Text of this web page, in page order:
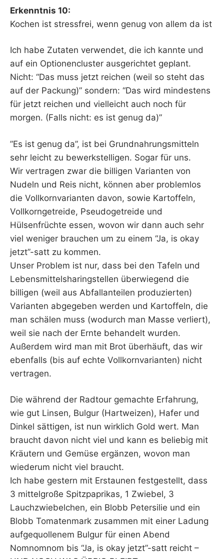
Erkenntnis 10:
Kochen ist stressfrei, wenn genug von allem da ist
Ich habe Zutaten verwendet, die ich kannte und
auf ein Optionencluster ausgerichtet geplant.
Nicht: “Das muss jetzt reichen (weil so steht das
auf der Packung)” sondern: “Das wird mindestens
für jetzt reichen und vielleicht auch noch für
morgen. (Falls nicht: es ist genug da)”
”Es ist genug da”, ist bei Grundnahrungsmitteln
sehr leicht zu bewerkstelligen. Sogar für uns.
Wir vertragen zwar die billigen Varianten von
Nudeln und Reis nicht, können aber problemlos
die Vollkornvarianten davon, sowie Kartoffeln,
Vollkorngetreide, Pseudogetreide und
Hülsenfrüchte essen, wovon wir dann auch sehr
viel weniger brauchen um zu einem “Ja, is okay
jetzt”-satt zu kommen.
Unser Problem ist nur, dass bei den Tafeln und
Lebensmittelsharingstellen überwiegend die
billigen (weil aus Abfallanteilen produzierten)
Varianten abgegeben werden und Kartoffeln, die
man schälen muss (wodurch man Masse verliert),
weil sie nach der Ernte behandelt wurden.
Außerdem wird man mit Brot überhäuft, das wir
ebenfalls (bis auf echte Vollkornvarianten) nicht
vertragen.
Die während der Radtour gemachte Erfahrung,
wie gut Linsen, Bulgur (Hartweizen), Hafer und
Dinkel sättigen, ist nun wirklich Gold wert. Man
braucht davon nicht viel und kann es beliebig mit
Kräutern und Gemüse ergänzen, wovon man
wiederum nicht viel braucht.
Ich habe gestern mit Erstaunen festgestellt, dass
3 mittelgroße Spitzpaprikas, 1 Zwiebel, 3
Lauchzwiebelchen, ein Blobb Petersilie und ein
Blobb Tomatenmark zusammen mit einer Ladung
aufgequollenem Bulgur für einen Abend
Nomnomnom bis “Ja, is okay jetzt”-satt reicht –